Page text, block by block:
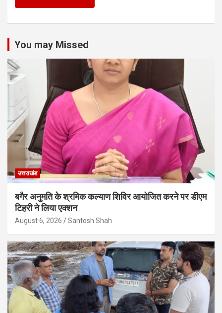
You may Missed
उत्तराखंड
बगैर अनुमति के श्रमिक कल्याण शिविर आयोजित करने पर डीएम
टिहरी ने लिया एक्शन
August 6, 2026 Santosh Shah